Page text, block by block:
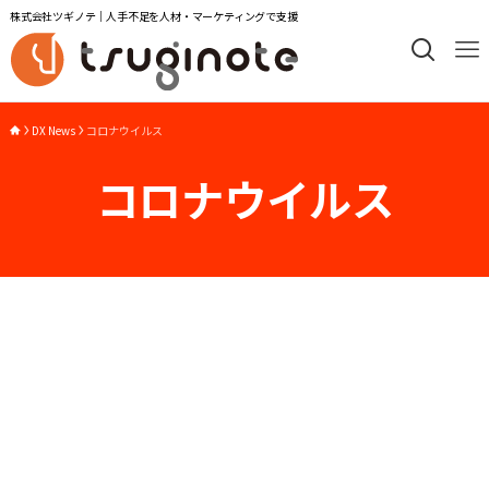
株式会社ツギノテ｜人手不足を人材・マーケティングで支援
DX News コロナウイルス
コロナウイルス